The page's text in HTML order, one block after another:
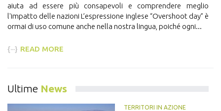
aiuta ad essere più consapevoli e comprendere meglio
l'impatto delle nazioni L’espressione inglese “Overshoot day” è
ormai di uso comune anche nella nostra lingua, poiché ogni...
{···} READ MORE
Ultime News
TERRITORI IN AZIONE